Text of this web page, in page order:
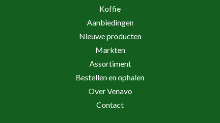
Koffie
Aanbiedingen
Nieuwe producten
Markten
Assortiment
Bestellen en ophalen
Over Venavo
Contact